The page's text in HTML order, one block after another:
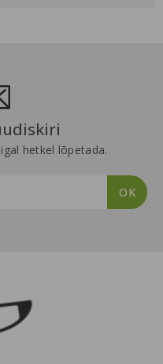
hetkel lõpetada.